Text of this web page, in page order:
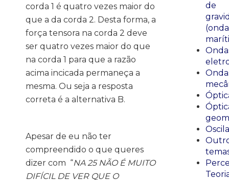
corda 1 é quatro vezes maior do
que a da corda 2. Desta forma, a
força tensora na corda 2 deve
ser quatro vezes maior do que
na corda 1 para que a razão
acima incicada permaneça a
mesma. Ou seja a resposta
correta é a alternativa B.
Apesar de eu não ter
compreendido o que queres
dizer com “NA 25 NÃO É MUITO
DIFÍCIL DE VER QUE O
de